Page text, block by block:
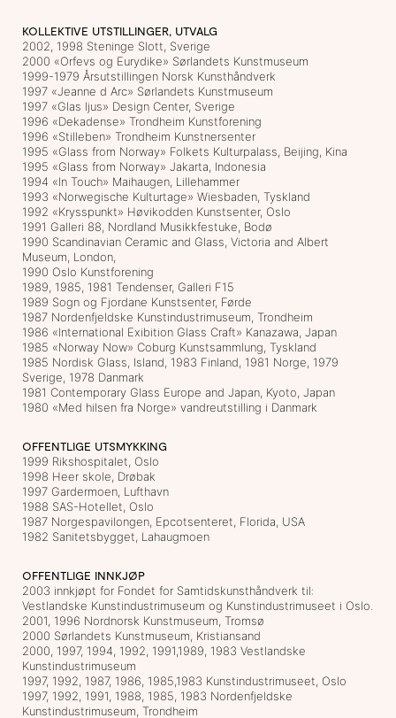
KOLLEKTIVE UTSTILLINGER, UTVALG
2002, 1998 Steninge Slott, Sverige
2000 «Orfevs og Eurydike» Sørlandets Kunstmuseum
1999-1979 Årsutstillingen Norsk Kunsthåndverk
1997 «Jeanne d Arc» Sørlandets Kunstmuseum
1997 «Glas ljus» Design Center, Sverige
1996 «Dekadense» Trondheim Kunstforening
1996 «Stilleben» Trondheim Kunstnersenter
1995 «Glass from Norway» Folkets Kulturpalass, Beijing, Kina
1995 «Glass from Norway» Jakarta, Indonesia
1994 «In Touch» Maihaugen, Lillehammer
1993 «Norwegische Kulturtage» Wiesbaden, Tyskland
1992 «Krysspunkt» Høvikodden Kunstsenter, Oslo
1991 Galleri 88, Nordland Musikkfestuke, Bodø
1990 Scandinavian Ceramic and Glass, Victoria and Albert
Museum, London,
1990 Oslo Kunstforening
1989, 1985, 1981 Tendenser, Galleri F15
1989 Sogn og Fjordane Kunstsenter, Førde
1987 Nordenfjeldske Kunstindustrimuseum, Trondheim
1986 «International Exibition Glass Craft» Kanazawa, Japan
1985 «Norway Now» Coburg Kunstsammlung, Tyskland
1985 Nordisk Glass, Island, 1983 Finland, 1981 Norge, 1979
Sverige, 1978 Danmark
1981 Contemporary Glass Europe and Japan, Kyoto, Japan
1980 «Med hilsen fra Norge» vandreutstilling i Danmark
OFFENTLIGE UTSMYKKING
1999 Rikshospitalet, Oslo
1998 Heer skole, Drøbak
1997 Gardermoen, Lufthavn
1988 SAS-Hotellet, Oslo
1987 Norgespavilongen, Epcotsenteret, Florida, USA
1982 Sanitetsbygget, Lahaugmoen
OFFENTLIGE INNKJØP
2003 innkjøpt for Fondet for Samtidskunsthåndverk til:
Vestlandske Kunstindustrimuseum og Kunstindustrimuseet i Oslo.
2001, 1996 Nordnorsk Kunstmuseum, Tromsø
2000 Sørlandets Kunstmuseum, Kristiansand
2000, 1997, 1994, 1992, 1991,1989, 1983 Vestlandske
Kunstindustrimuseum
1997, 1992, 1987, 1986, 1985,1983 Kunstindustrimuseet, Oslo
1997, 1992, 1991, 1988, 1985, 1983 Nordenfjeldske
Kunstindustrimuseum, Trondheim